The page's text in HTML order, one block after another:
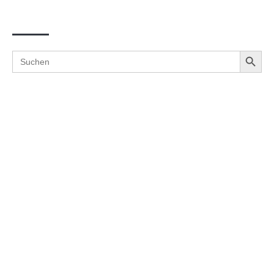
Search
for:
Search Button